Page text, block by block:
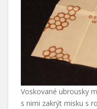
Voskované ubrousky
s nimi zakrýt misku s